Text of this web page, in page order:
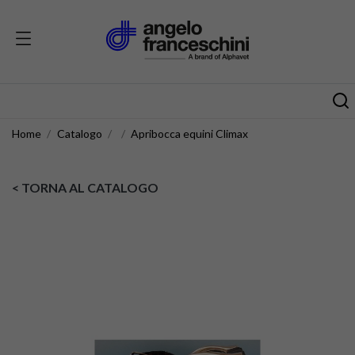
Home Catalogo Apribocca equini Climax
< TORNA AL CATALOGO